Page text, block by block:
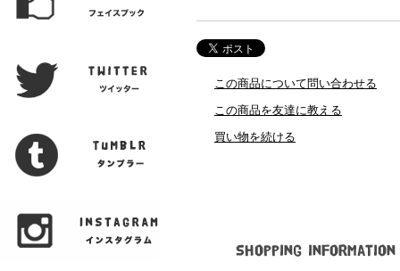
この商品について問い合わせる
この商品を友達に教える
買い物を続ける